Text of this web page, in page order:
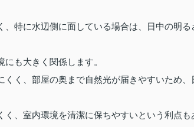
、特に水辺側に面している場合は、日中の明
も大きく関係します。
く、部屋の奥まで自然光が届きやすいため
、室内環境を清潔に保ちやすいという利点も